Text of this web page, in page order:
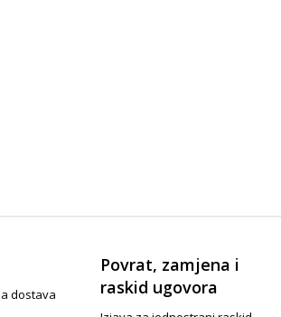
dostava
Povrat, zamjena i
raskid ugovora